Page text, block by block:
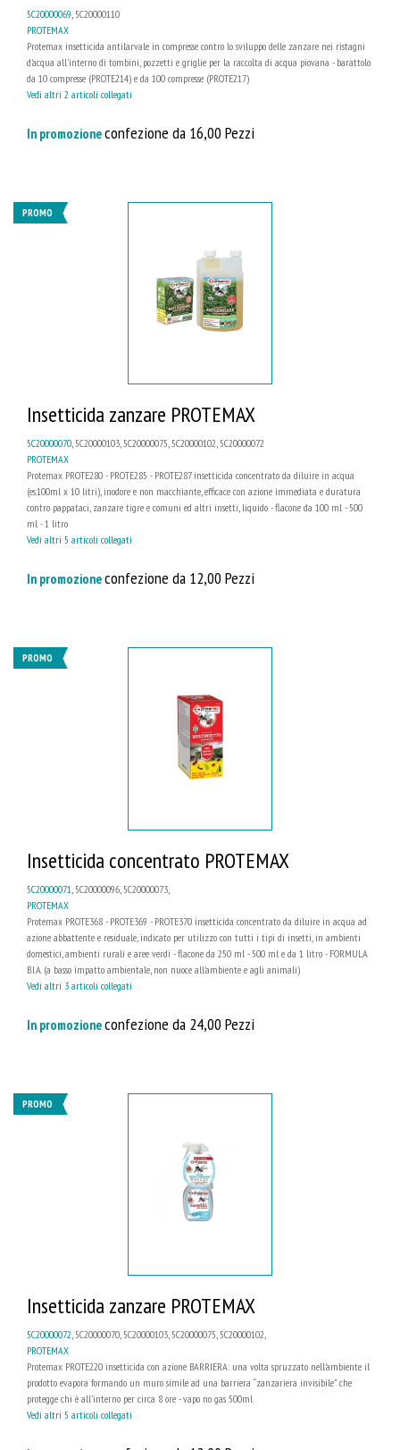
5C20000069 , 5C20000110
PROTEMAX
Protemax insetticida antilarvale in compresse contro lo sviluppo delle zanzare nei ristagni
d'acqua all'interno di tombini, pozzetti e griglie per la raccolta di acqua piovana - barattolo
da 10 compresse (PROTE214) e da 100 compresse (PROTE217)
Vedi altri 2 articoli collegati
In promozioneconfezione da 16,00 Pezzi
PROMO
Insetticida zanzare PROTEMAX
5C20000070, 5C20000103, 5C20000075, 5C20000102, 5C20000072
PROTEMAX
Protemax PROTE280 - PROTE285 - PROTE287 insetticida concentrato da diluire in acqua
(es.100ml x 10 litri), inodore e non macchiante, efficace con azione immediata e duratura
contro pappataci, zanzare tigre e comuni ed altri insetti, liquido - flacone da 100 ml - 500
ml - 1 litro
Vedi altri 5 articoli collegati
In promozioneconfezione da 12,00 Pezzi
PROMO
Insetticida concentrato PROTEMAX
5C20000071 , 5C20000096, 5C20000073,
PROTEMAX
Protemax PROTE368 - PROTE369 - PROTE370 insetticida concentrato da diluire in acqua ad
azione abbattente e residuale, indicato per utilizzo con tutti i tipi di insetti, in ambienti
domestici, ambienti rurali e aree verdi - flacone da 250 ml - 500 ml e da 1 litro - FORMULA
B.I.A. (a basso impatto ambientale, non nuoce all'ambiente e agli animali)
Vedi altri 3 articoli collegati
In promozioneconfezione da 24,00 Pezzi
PROMO
Insetticida zanzare PROTEMAX
5C20000072, 5C20000070, 5C20000103, 5C20000075, 5C20000102,
PROTEMAX
Protemax PROTE220 insetticida con azione BARRIERA: una volta spruzzato nell’ambiente il
prodotto evapora formando un muro simile ad una barriera “zanzariera invisibile” che
protegge chi è all’interno per circa 8 ore - vapo no gas 500ml
Vedi altri 5 articoli collegati